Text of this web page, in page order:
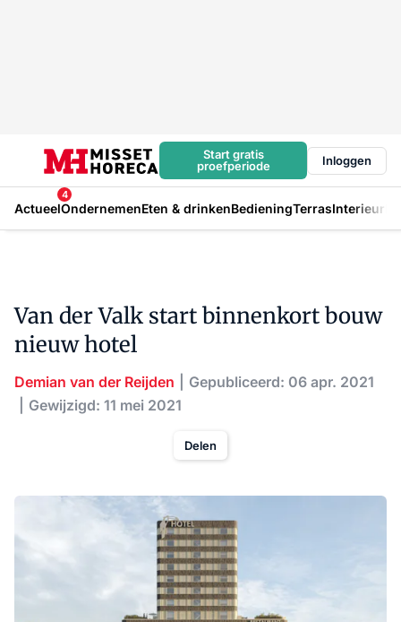
Start gratis
proefperiode
Inloggen
Actueel
4
OndernemenEten & drinkenBedieningTerrasInterieur
Van der Valk start binnenkort bouw
nieuw hotel
Demian van der Reijden
Gepubliceerd: 06 apr. 2021
Gewijzigd: 11 mei 2021
Delen